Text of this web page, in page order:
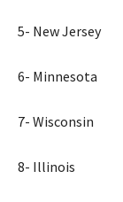
5- New Jersey
6- Minnesota
7- Wisconsin
8- Illinois